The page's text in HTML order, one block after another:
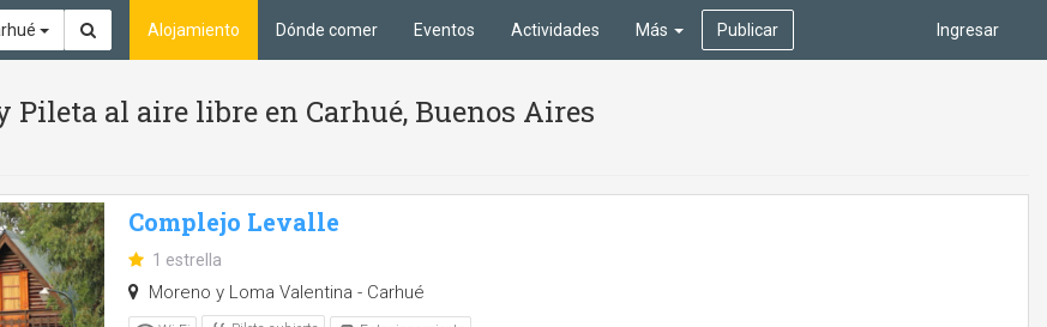
Ingresar
Alojamiento Dónde comer Eventos Actividades Más Publicar
al aire libre en Carhué, Buenos Aires
Complejo Levalle
1 estrella
Moreno y Loma Valentina - Carhué